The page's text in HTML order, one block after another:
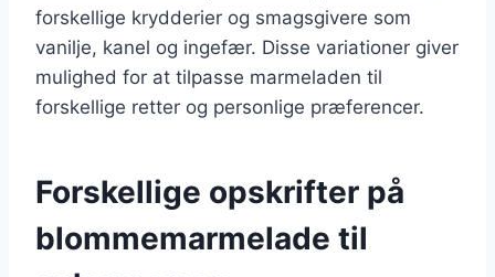
forskellige krydderier og smagsgivere som
vanilje, kanel og ingefær. Disse variationer giver
mulighed for at tilpasse marmeladen til
forskellige retter og personlige præferencer.
Forskellige opskrifter på
blommemarmelade til